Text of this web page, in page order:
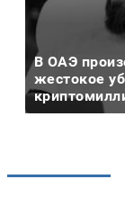
В ОАЭ
жестокое